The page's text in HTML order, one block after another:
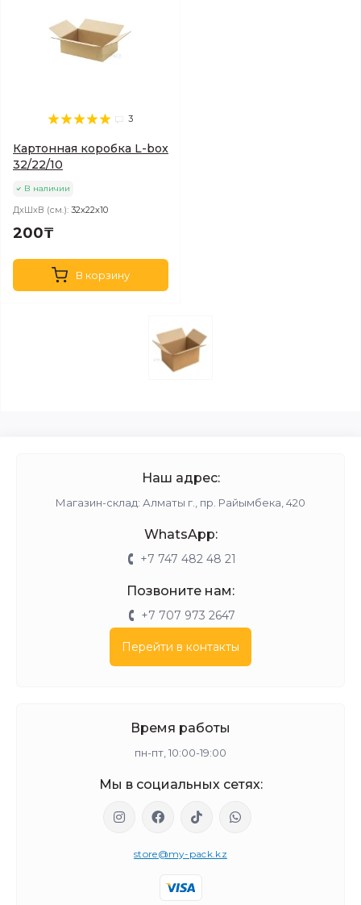
3
Картонная коробка L-box
32/22/10
В наличии
ДхШхВ (см.): 32х22х10
200₸
В корзину
Наш адрес:
Магазин-склад: Алматы г., пр. Райымбека, 420
WhatsApp:
+7 747 482 48 21
Позвоните нам:
+7 707 973 2647
Перейти в контакты
Время работы
пн-пт, 10:00-19:00
Мы в социальных сетях:
store@my-pack.kz